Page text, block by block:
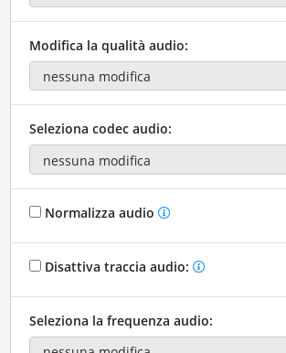
Modifica la qualità audio:
Seleziona codec audio:
Normalizza audio
Disattiva traccia audio:
Seleziona la frequenza audio: